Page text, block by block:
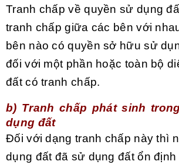
Tranh chấp về quyền sử dụng
tranh chấp giữa các bên với
bên nào có quyền sở hữu sử
đối với một phần hoặc toàn bộ
đất có tranh chấp.
b) Tranh chấp phát sinh
dụng đất
Đối với dạng tranh chấp này thì
dụng đất đã sử dụng đất ổn